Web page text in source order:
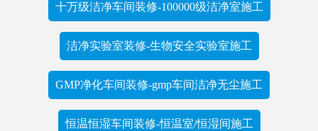
十万级洁净车间装修-100000级洁净室施工
洁净实验室装修-生物安全实验室施工
GMP净化车间装修-gmp车间洁净无尘施工
恒温恒湿车间装修-恒温室/恒湿间施工